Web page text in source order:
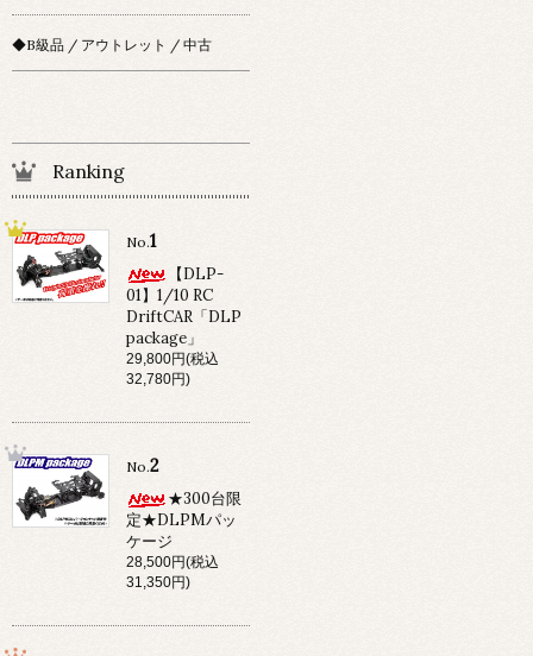
◆B級品 / アウトレット / 中古
Ranking
No.1
【DLP-
01】1/10 RC
DriftCAR「DLP
package」
29,800円(税込
32,780円)
No.2
★300台限
定★DLPMパッ
ケージ
28,500円(税込
31,350円)